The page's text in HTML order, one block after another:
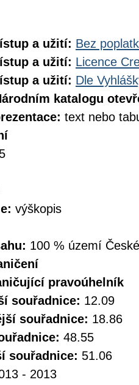
a užití: Bez
a užití: Licence
a užití: Dle
katalogu
text nebo
5
výškopis
100 % území
pravoúhelník
souřadnice: 12.09
souřadnice: 18.86
48.55
souřadnice: 51.06
- 2013